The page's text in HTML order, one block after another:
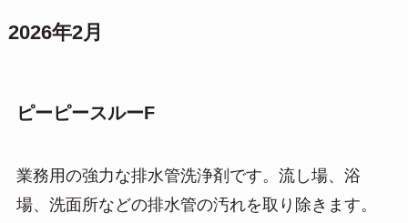
2026年2月
ピーピースルーF
業務用の強力な排水管洗浄剤です。流し場、浴
場、洗面所などの排水管の汚れを取り除きます。